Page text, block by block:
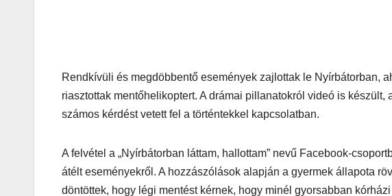
Rendkívüli és megdöbbentő események zajlottak le Nyírbátorban,
riasztottak mentőhelikoptert. A drámai pillanatokról videó is
számos kérdést vetett fel a történtekkel kapcsolatban.
A felvétel a „Nyírbátorban láttam, hallottam” nevű Facebook-
átélt eseményekről. A hozzászólások alapján a gyermek állapota
döntöttek, hogy légi mentést kérnek, hogy minél gyorsabban